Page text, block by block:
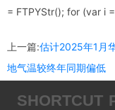
= FTPYStr(); for (var i
上一篇:估计2025年1月
地气温较终年同期偏低
SHORTCUT